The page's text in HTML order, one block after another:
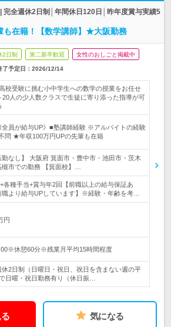
完全週休2日制│年間休日120日│昨年度賞与実績5
も在籍！【数学講師】★大阪勤務
2日制 第二新卒歓迎 女性のおしごと掲載中
了予定日： 2026/12/14
校受験に挑む小中学生への数学の授業をお任せ
人の少人数クラスで生徒に寄り添った指導が可
全員が給与UP》■塾講師経験 ※アルバイトの経験
問 ★年収100万円UPの先輩も在籍
勤なし】 大阪府 箕面市・豊中市・池田市・茨木
市での勤務 【箕面校】…
各種手当+賞与年2回【前職以上の給与保証あ
職より給与UPしています】※経験・年齢を考…
円
00※休憩60分※残業月平均15時間程度
休2日制（日曜日・祝日、祝日を含まない週の平
日曜・祝日勤務有り（休日振…
気になる